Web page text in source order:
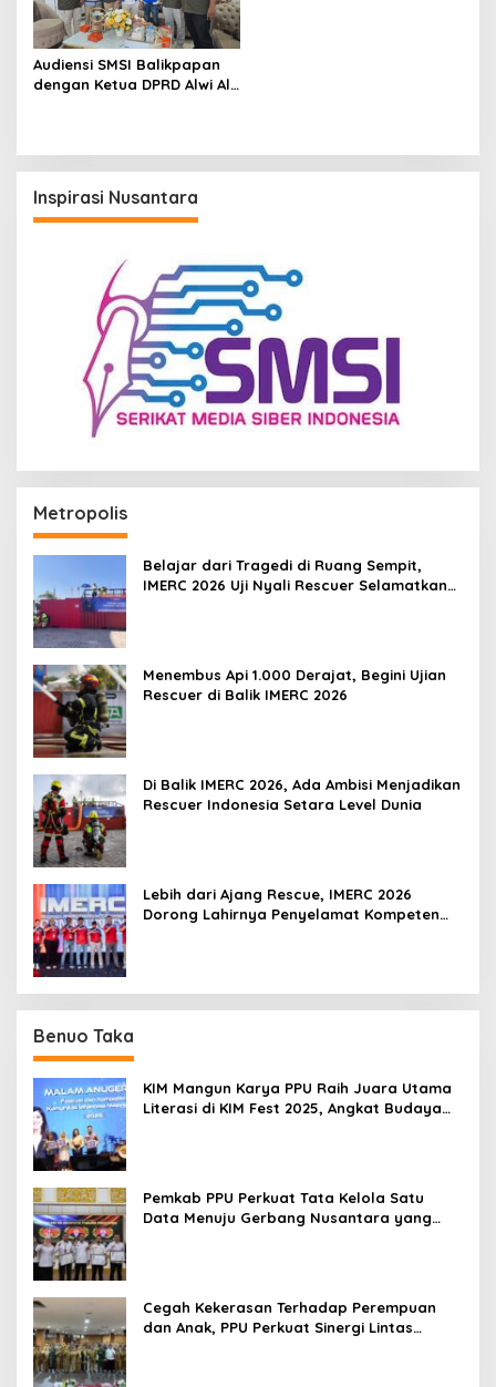
Audiensi SMSI Balikpapan
dengan Ketua DPRD Alwi Al
Inspirasi Nusantara
Metropolis
Belajar dari Tragedi di Ruang Sempit,
IMERC 2026 Uji Nyali Rescuer Selamatkan
Menembus Api 1.000 Derajat, Begini Ujian
Rescuer di Balik IMERC 2026
Di Balik IMERC 2026, Ada Ambisi Menjadikan
Rescuer Indonesia Setara Level Dunia
Lebih dari Ajang Rescue, IMERC 2026
Dorong Lahirnya Penyelamat Kompeten
Benuo Taka
KIM Mangun Karya PPU Raih Juara Utama
Literasi di KIM Fest 2025, Angkat Budaya
Pemkab PPU Perkuat Tata Kelola Satu
Data Menuju Gerbang Nusantara yang
Cegah Kekerasan Terhadap Perempuan
dan Anak, PPU Perkuat Sinergi Lintas